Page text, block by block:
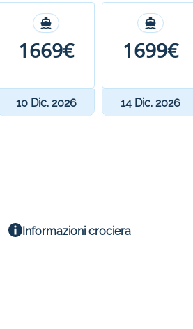
1669€ 1699€
10 Dic. 2026 14 Dic. 2026
Informazioni crociera